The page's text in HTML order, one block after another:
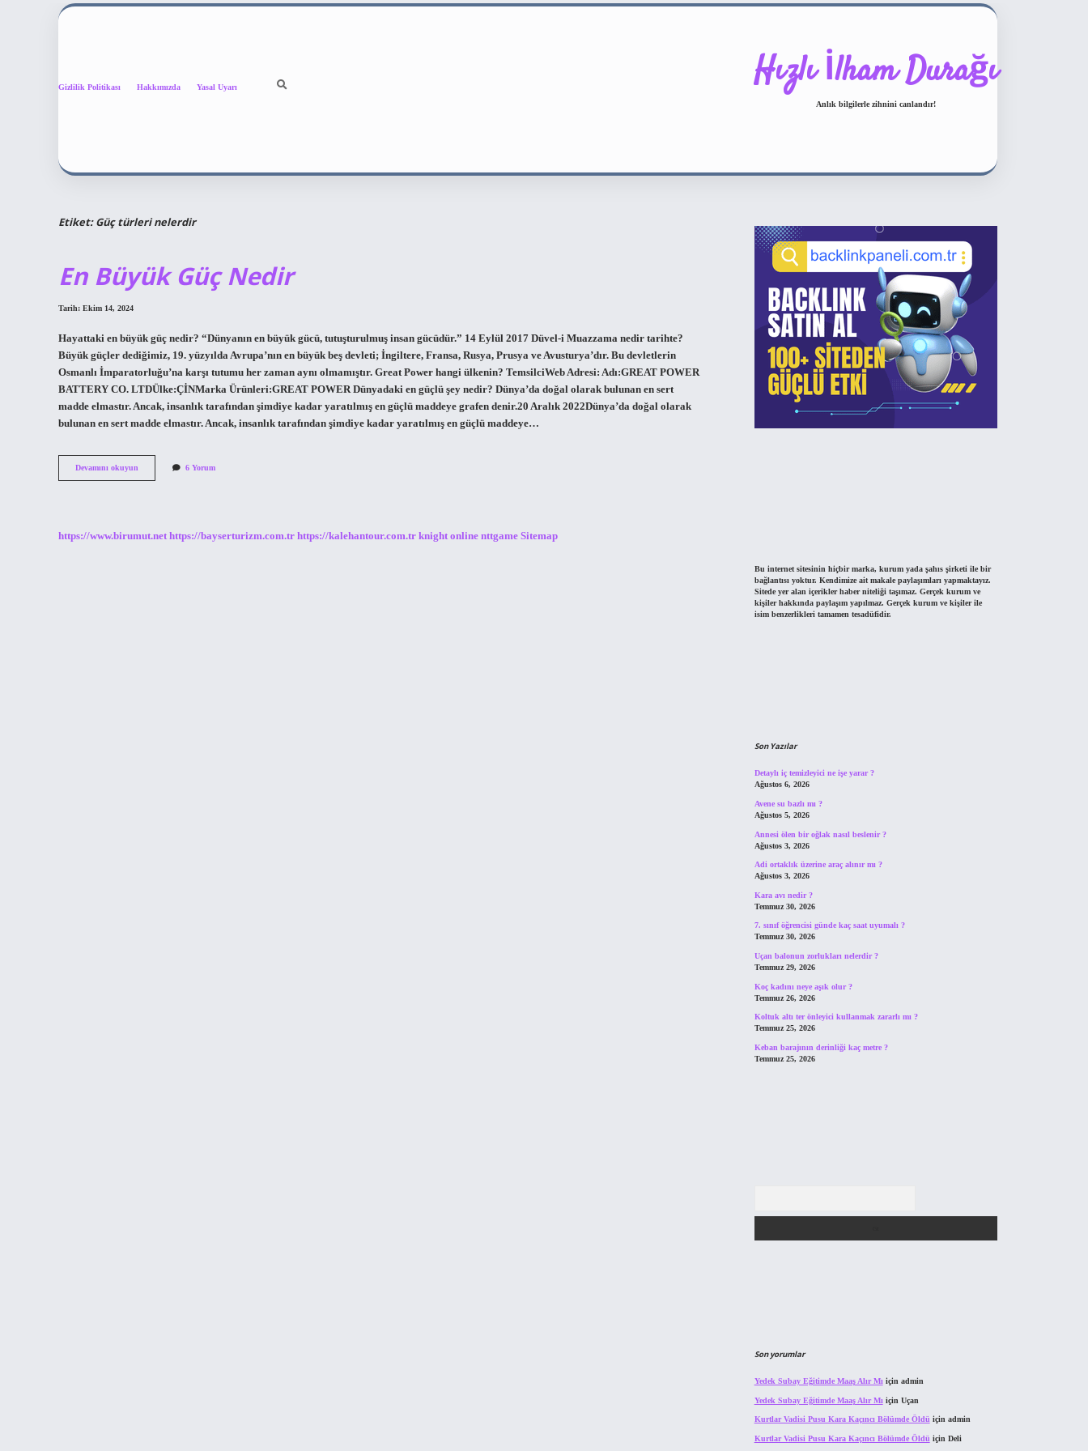
Gizlilik Politikası Hakkımızda Yasal Uyarı Hızlı İlham Durağı
Anlık bilgilerle zihnini canlandır!
Etiket:Güç türleri nelerdir
En Büyük Güç Nedir
Tarih: Ekim 14, 2024
Hayattaki en büyük güç nedir? “Dünyanın en büyük gücü, tutuşturulmuş insan gücüdür.” 14 Eylül 2017 Düvel-i Muazzama nedir tarihte?
Büyük güçler dediğimiz, 19. yüzyılda Avrupa’nın en büyük beş devleti; İngiltere, Fransa, Rusya, Prusya ve Avusturya’dır. Bu devletlerin
Osmanlı İmparatorluğu’na karşı tutumu her zaman aynı olmamıştır. Great Power hangi ülkenin? TemsilciWeb Adresi: Adı:GREAT POWER
BATTERY CO. LTDÜlke:ÇİNMarka Ürünleri:GREAT POWER Dünyadaki en güçlü şey nedir? Dünya’da doğal olarak bulunan en sert
madde elmastır. Ancak, insanlık tarafından şimdiye kadar yaratılmış en güçlü maddeye grafen denir.20 Aralık 2022Dünya’da doğal olarak
bulunan en sert madde elmastır. Ancak, insanlık tarafından şimdiye kadar yaratılmış en güçlü maddeye…
Devamını okuyun
Büyük
6 Yorum
https://www.birumut.net https://bayserturizm.com.tr https://kalehantour.com.tr knight online nttgame Sitemap
Bu internet sitesinin hiçbir marka, kurum yada şahıs şirketi ile bir
bağlantısı yoktur. Kendimize ait makale paylaşımları yapmaktayız.
Sitede yer alan içerikler haber niteliği taşımaz. Gerçek kurum ve
kişiler hakkında paylaşım yapılmaz. Gerçek kurum ve kişiler ile
isim benzerlikleri tamamen tesadüfidir.
Son Yazılar
Detaylı iç temizleyici ne işe yarar ?
Ağustos 6, 2026
Avene su bazlı mı ?
Ağustos 5, 2026
Annesi ölen bir oğlak nasıl beslenir ?
Ağustos 3, 2026
Adi ortaklık üzerine araç alınır mı ?
Ağustos 3, 2026
Kara avı nedir ?
Temmuz 30, 2026
7. sınıf öğrencisi günde kaç saat uyumalı ?
Temmuz 30, 2026
Uçan balonun zorlukları nelerdir ?
Temmuz 29, 2026
Koç kadını neye aşık olur ?
Temmuz 26, 2026
Koltuk altı ter önleyici kullanmak zararlı mı ?
Temmuz 25, 2026
Keban barajının derinliği kaç metre ?
Temmuz 25, 2026
Son yorumlar
Yedek Subay Eğitimde Maaş Alır Mı için admin
Yedek Subay Eğitimde Maaş Alır Mı için Uçan
Kurtlar Vadisi Pusu Kara Kaçıncı Bölümde Öldü için admin
Kurtlar Vadisi Pusu Kara Kaçıncı Bölümde Öldü için Deli